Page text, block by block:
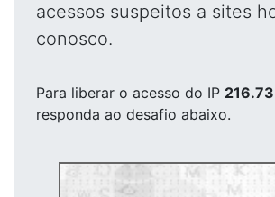
acessos suspeitos a sites
conosco.
Para liberar o acesso do IP
responda ao desafio abaixo.